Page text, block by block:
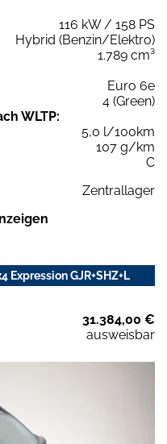
116 kW / 158 PS
Hybrid (Benzin/Elektro)
1.789 cm³
Euro 6e
4 (Green)
WLTP:
5,0 l/100km
107 g/km
C
Zentrallager
Expression GJR+SHZ+L
31.384,00 €
ausweisbar